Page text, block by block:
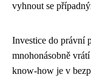
vyhnout se
Investice do právní
mnohonásobně
know-how je v